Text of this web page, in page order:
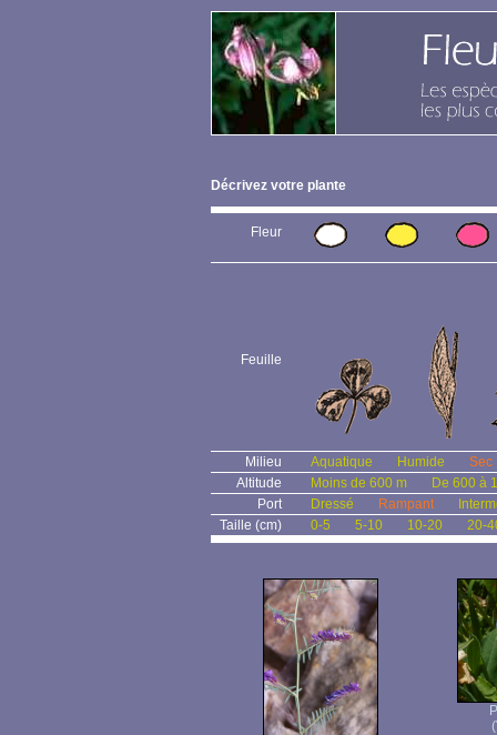
Décrivez votre plante
Fleur
Feuille
Milieu Aquatique Humide
Sec
Altitude
Moins de 600 m
De 600 à
Port
Dressé Rampant
Taille (cm)
0-5 5-10 10-20 20-